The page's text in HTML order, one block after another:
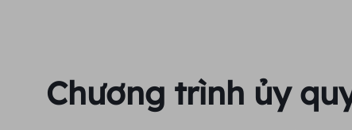
Chương trình ủy